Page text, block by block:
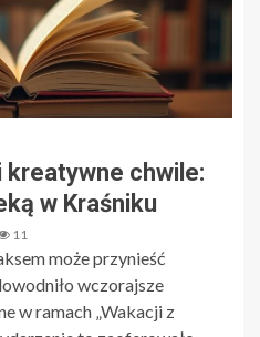
chwile:
w Kraśniku
11
może przynieść
wczorajsze
w ramach „Wakacji z